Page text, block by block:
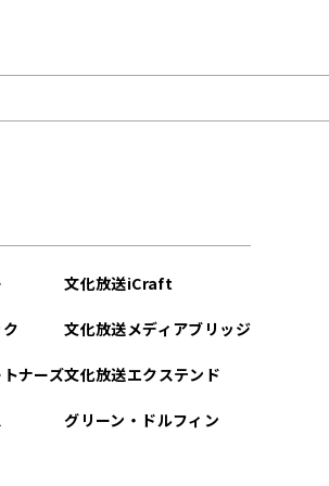
ナーズ
文化放送iCraft
文化放送メディアブリッジ
文化放送エクステンド
グリーン・ドルフィン